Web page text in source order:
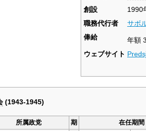
創設
1990
職務代行者
サボ
俸給
年額
ウェブサイト
(1943-1945)
所属政党 期 在任期間